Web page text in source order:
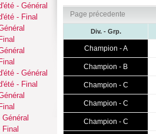
- Général
- Final
- Général
- Final
Final
Page précedente
Div. - Grp.
Champion - A
Champion - B
Champion - C
Champion - C
Champion - C